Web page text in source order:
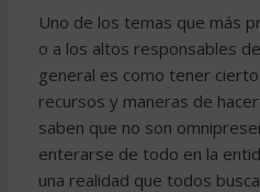
Uno de los temas que más
o a los altos responsables
general es como tener
recursos y maneras de
saben que no son
enterarse de todo en la
una realidad que todos